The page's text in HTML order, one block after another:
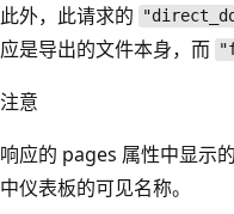
此外，此请求的
应是导出的文件本身，而
注意
响应的 pages 属性中显示的
中仪表板的可见名称。